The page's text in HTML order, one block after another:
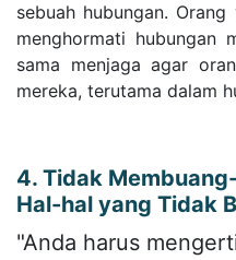
sebuah hubungan.
menghormati hubungan
sama menjaga agar
mereka, terutama dalam
4. Tidak
Hal-hal yang Tidak
"Anda harus